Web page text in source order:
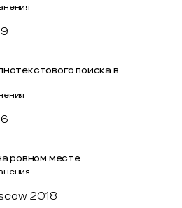
поиска в
ровном месте
2018